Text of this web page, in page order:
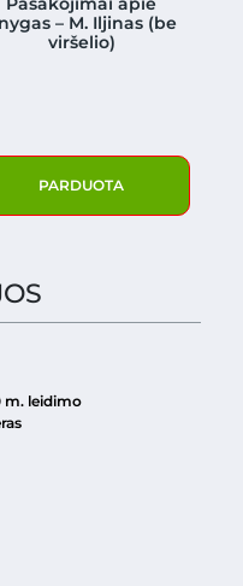
– M. Iljinas (be
viršelio)
PARDUOTA
m. leidimo